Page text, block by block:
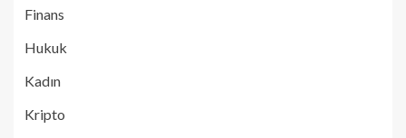
Finans
Hukuk
Kadın
Kripto